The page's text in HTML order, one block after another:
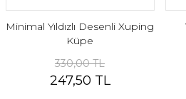
Minimal Yıldızlı Desenli Xuping
Küpe
330,00 TL
247,50 TL